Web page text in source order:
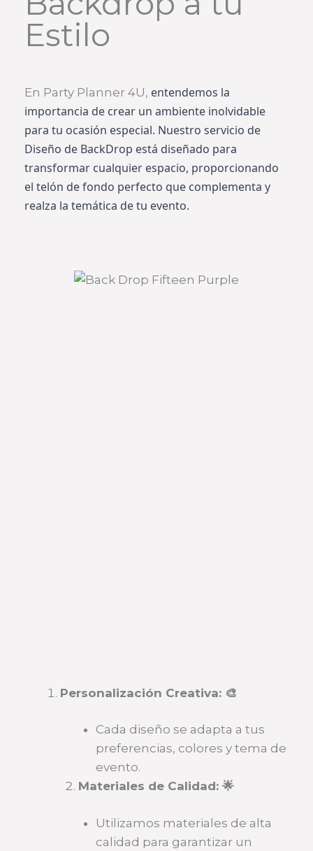
Estilo
En Party Planner 4U, entendemos la
importancia de crear un ambiente inolvidable
para tu ocasión especial. Nuestro servicio de
Diseño de BackDrop está diseñado para
transformar cualquier espacio, proporcionando
el telón de fondo perfecto que complementa y
realza la temática de tu evento.
Personalización Creativa: 🎨
Cada diseño se adapta a tus
preferencias, colores y tema de
evento.
Materiales de Calidad: 🌟
Utilizamos materiales de alta
calidad para garantizar un